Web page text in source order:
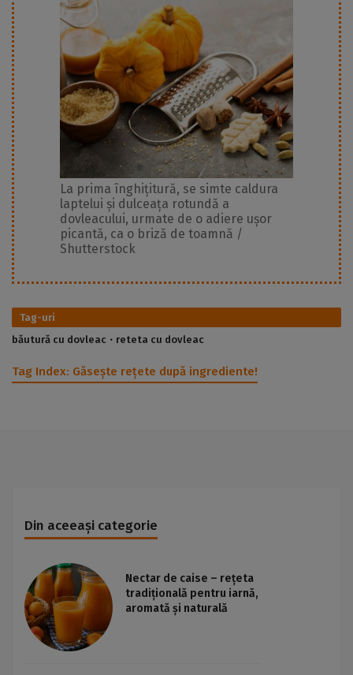
La prima înghițitură, se simte caldura
laptelui și dulceața rotundă a
dovleacului, urmate de o adiere ușor
picantă, ca o briză de toamnă /
Shutterstock
Tag-uri
băutură cu dovleac
reteta cu dovleac
Tag Index: Găsește rețete după ingrediente!
Din aceeași categorie
Nectar de caise – rețeta
tradițională pentru iarnă,
aromată și naturală